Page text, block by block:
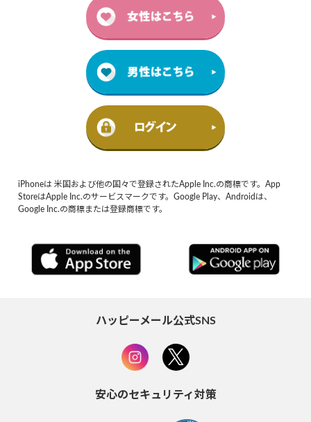
iPhoneは 米国および他の国々で登録されたApple Inc.の商標です。App
StoreはApple Inc.のサービスマークです。Google Play、Androidは、
Google Inc.の商標または登録商標です。
ハッピーメール公式SNS
安心のセキュリティ対策